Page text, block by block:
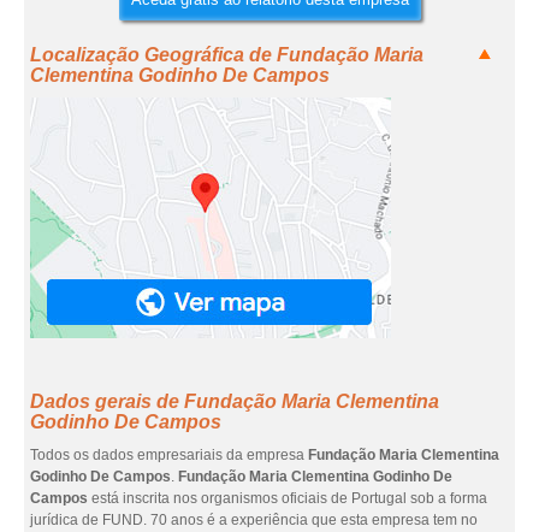
Localização Geográfica de Fundação Maria
Clementina Godinho De Campos
Dados gerais de Fundação Maria Clementina
Godinho De Campos
Todos os dados empresariais da empresa Fundação Maria Clementina
Godinho De Campos. Fundação Maria Clementina Godinho De
Campos está inscrita nos organismos oficiais de Portugal sob a forma
jurídica de FUND. 70 anos é a experiência que esta empresa tem no